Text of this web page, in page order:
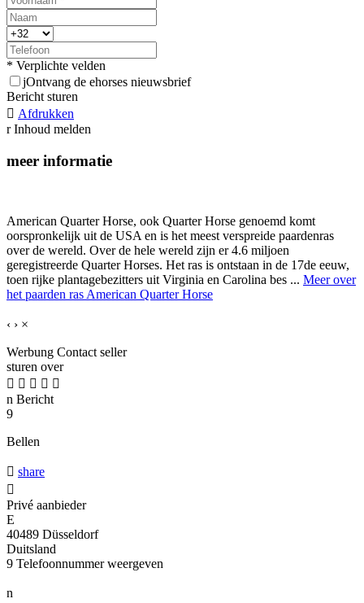
* Verplichte velden
jOntvang de ehorses nieuwsbrief
Bericht sturen
 Afdrukken
r Inhoud melden
meer informatie
American Quarter Horse, ook Quarter Horse genoemd komt
oorspronkelijk uit de USA en is het meest verspreide paardenras
over de wereld. Over de hele wereld zijn er 4.6 miljoen
geregistreerde Quarter Horses. Het ras is ontstaan in de 17de eeuw,
toen rijke plantagebezitters uit Virginia en Carolina bes ... Meer over
het paarden ras American Quarter Horse
‹ › ×
Werbung Contact seller
sturen over
    
n Bericht
9
Bellen
 share

Privé aanbieder
E
40489 Düsseldorf
Duitsland
9 Telefoonnummer weergeven
n